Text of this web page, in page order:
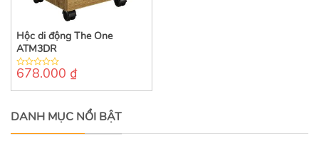
Hộc di động The One
ATM3DR
0
of
678.000 ₫
DANH MỤC NỔI BẬT